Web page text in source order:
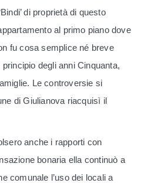
di proprietà di questo
al primo piano dove
fu cosa semplice né breve
degli anni Cinquanta,
Le controversie si
di Giulianova riacquisì il
anche i rapporti con
bonaria ella continuò a
comunale l’uso dei locali a